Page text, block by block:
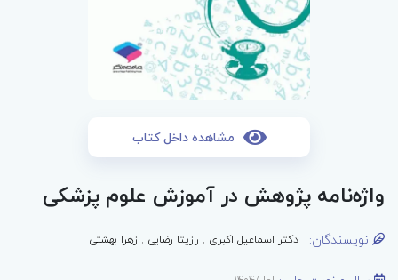
مشاهده داخل کتاب
واژه‌نامه پژوهش در آموزش علوم پزشکی
نویسندگان: دکتر اسماعیل اکبری , رزیتا رضایی , زهرا بهشتی